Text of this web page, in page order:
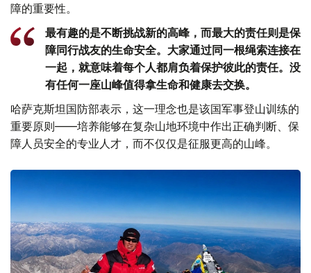
障的重要性。
最有趣的是不断挑战新的高峰，而最大的责任则是保
障同行战友的生命安全。大家通过同一根绳索连接在
一起，就意味着每个人都肩负着保护彼此的责任。没
有任何一座山峰值得拿生命和健康去交换。
哈萨克斯坦国防部表示，这一理念也是该国军事登山训练的
重要原则——培养能够在复杂山地环境中作出正确判断、保
障人员安全的专业人才，而不仅仅是征服更高的山峰。